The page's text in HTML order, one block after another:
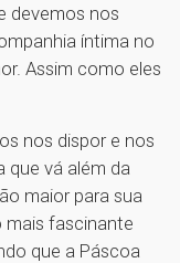
devemos nos
íntima no
Assim como eles
nos dispor e nos
vá além da
maior para sua
mais fascinante
que a Páscoa